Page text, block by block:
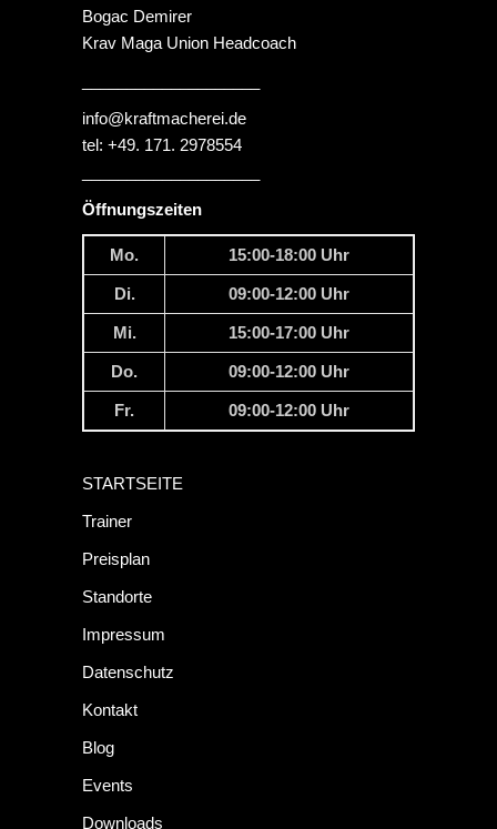
Bogac Demirer
Krav Maga Union Headcoach
info@kraftmacherei.de
tel: +49. 171. 2978554
Öffnungszeiten
Mo. 15:00-18:00 Uhr
Di. 09:00-12:00 Uhr
Mi. 15:00-17:00 Uhr
Do. 09:00-12:00 Uhr
Fr. 09:00-12:00 Uhr
STARTSEITE
Trainer
Preisplan
Standorte
Impressum
Datenschutz
Kontakt
Blog
Events
Downloads